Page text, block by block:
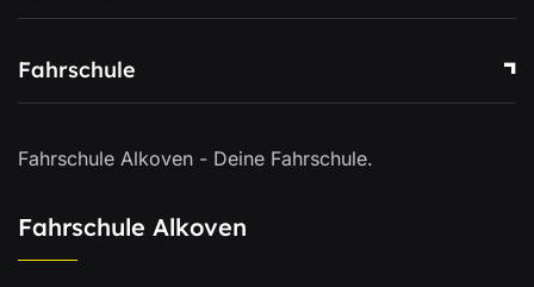
Fahrschule
Fahrschule Alkoven - Deine Fahrschule.
Fahrschule Alkoven